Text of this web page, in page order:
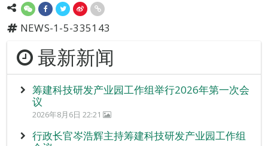
NEWS-1-5-335143
最新新闻
筹建科技研发产业园工作组举行2026年第一次会
议
2026年8月6日 22:21
行政长官岑浩辉主持筹建科技研发产业园工作组